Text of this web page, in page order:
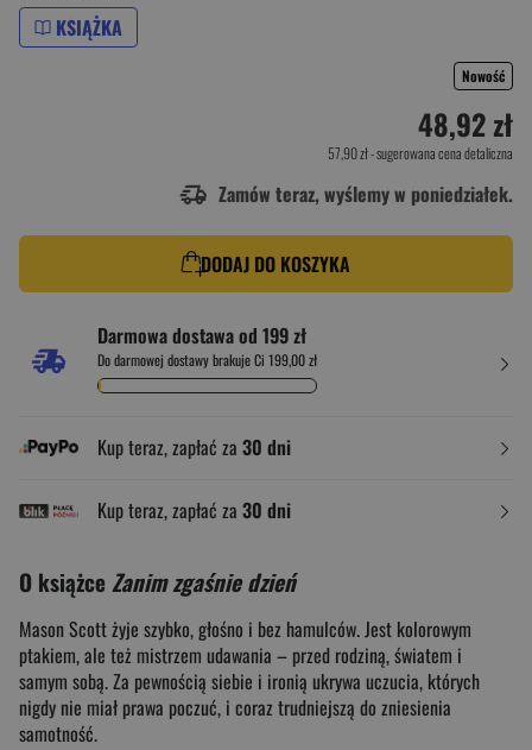
KSIĄŻKA
Nowość
48,92 zł
57,90 zł- sugerowana cena detaliczna
Zamów teraz, wyślemy w poniedziałek.
DODAJ DO KOSZYKA
Darmowa dostawa od 199 zł
Do darmowej dostawy brakuje Ci 199,00 zł
Kup teraz, zapłać za 30 dni
Kup teraz, zapłać za 30 dni
O książce Zanim zgaśnie dzień
Mason Scott żyje szybko, głośno i bez hamulców. Jest kolorowym
ptakiem, ale też mistrzem udawania – przed rodziną, światem i
samym sobą. Za pewnością siebie i ironią ukrywa uczucia, których
nigdy nie miał prawa poczuć, i coraz trudniejszą do zniesienia
samotność.